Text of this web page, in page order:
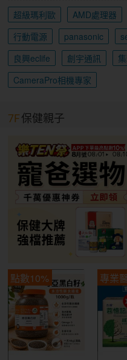
超級瑪利歐 AMD處理器
行動電源
panasonic
良興eclife
創宇通訊
CameraPro相機專家
7F保健親子
點數10% 專業